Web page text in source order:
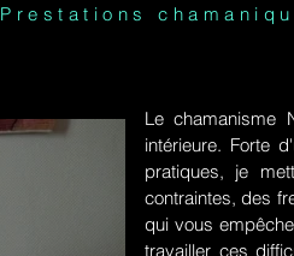
Prestations
Le chamanisme
intérieure. Forte
pratiques, je
contraintes, des
qui vous
travailler ces